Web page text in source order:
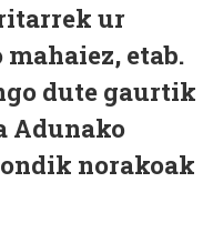
ur
etab.
dute gaurtik
Adunako
norakoak